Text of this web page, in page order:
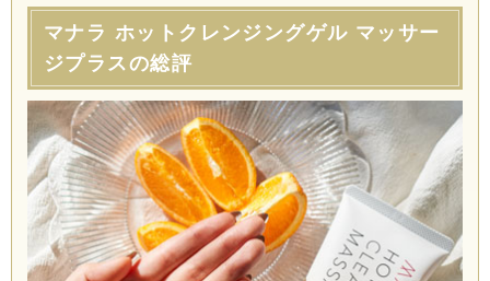
マナラ ホットクレンジングゲル マッサー
ジプラスの総評